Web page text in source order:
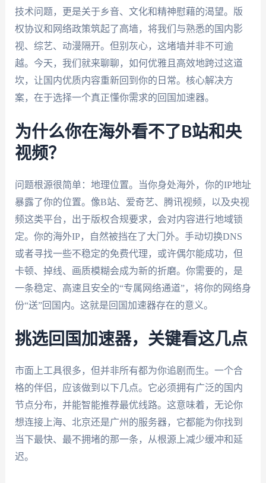
技术问题，更是关于乡音、文化和精神慰藉的渴望。版
权协议和网络政策筑起了高墙，将我们与熟悉的国内影
视、综艺、动漫隔开。但别灰心，这堵墙并非不可逾
越。今天，我们就来聊聊，如何优雅且高效地跨过这道
坎，让国内优质内容重新回到你的日常。核心解决方
案，在于选择一个真正懂你需求的回国加速器。
为什么你在海外看不了B站和央
视频？
问题根源很简单：地理位置。当你身处海外，你的IP地址
暴露了你的位置。像B站、爱奇艺、腾讯视频，以及央视
频这类平台，出于版权合规要求，会对内容进行地域锁
定。你的海外IP，自然被挡在了大门外。手动切换DNS
或者寻找一些不稳定的免费代理，或许偶尔能成功，但
卡顿、掉线、画质模糊会成为新的折磨。你需要的，是
一条稳定、高速且安全的“专属网络通道”，将你的网络身
份“送”回国内。这就是回国加速器存在的意义。
挑选回国加速器，关键看这几点
市面上工具很多，但并非所有都为你追剧而生。一个合
格的伴侣，应该做到以下几点。它必须拥有广泛的国内
节点分布，并能智能推荐最优线路。这意味着，无论你
想连接上海、北京还是广州的服务器，它都能为你找到
当下最快、最不拥堵的那一条，从根源上减少缓冲和延
迟。